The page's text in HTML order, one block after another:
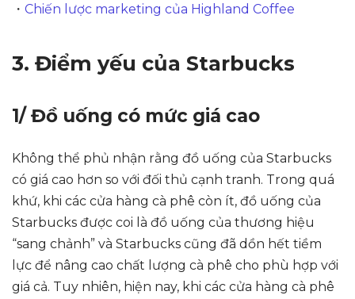
・ Chiến lược marketing của Highland Coffee
3. Điểm yếu của Starbucks
1/ Đồ uống có mức giá cao
Không thể phủ nhận rằng đồ uống của Starbucks
có giá cao hơn so với đối thủ cạnh tranh. Trong quá
khứ, khi các cửa hàng cà phê còn ít, đồ uống của
Starbucks được coi là đồ uống của thương hiệu
“sang chảnh” và Starbucks cũng đã dồn hết tiềm
lực để nâng cao chất lượng cà phê cho phù hợp với
giá cả. Tuy nhiên, hiện nay, khi các cửa hàng cà phê